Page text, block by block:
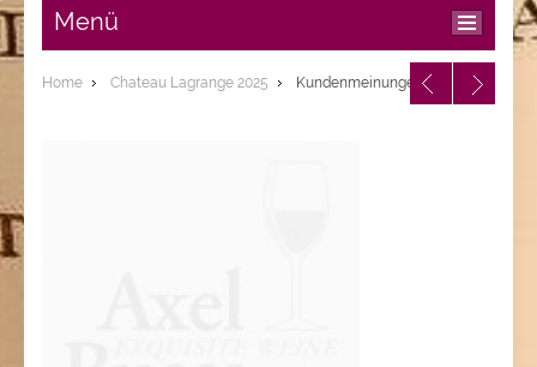
Menü
Home Chateau Lagrange 2025 Kundenmeinungen